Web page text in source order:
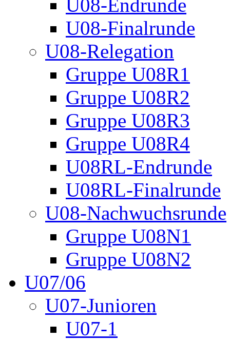
U08-Endrunde
U08-Finalrunde
U08-Relegation
Gruppe U08R1
Gruppe U08R2
Gruppe U08R3
Gruppe U08R4
U08RL-Endrunde
U08RL-Finalrunde
U08-Nachwuchsrunde
Gruppe U08N1
Gruppe U08N2
U07/06
U07-Junioren
U07-1